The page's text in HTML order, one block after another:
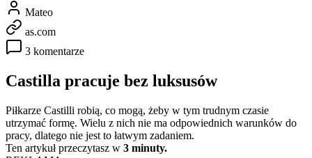
Mateo
as.com
3 komentarze
Castilla pracuje bez luksusów
Piłkarze Castilli robią, co mogą, żeby w tym trudnym czasie
utrzymać formę. Wielu z nich nie ma odpowiednich warunków do
pracy, dlatego nie jest to łatwym zadaniem.
Ten artykuł przeczytasz w 3 minuty.